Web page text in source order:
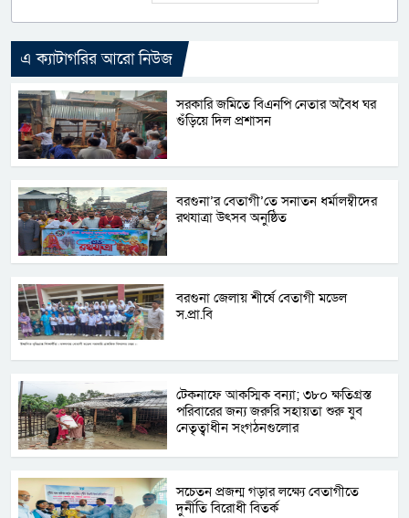
এ ক্যাটাগরির আরো নিউজ
সরকারি জমিতে বিএনপি নেতার অবৈধ ঘর
গুঁড়িয়ে দিল প্রশাসন
বরগুনা’র বেতাগী’তে সনাতন ধর্মালম্বীদের
রথযাত্রা উৎসব অনুষ্ঠিত
বরগুনা জেলায় শীর্ষে বেতাগী মডেল
স.প্রা.বি
টেকনাফে আকস্মিক বন্যা; ৩৮০ ক্ষতিগ্রস্ত
পরিবারের জন্য জরুরি সহায়তা শুরু যুব
নেতৃত্বাধীন সংগঠনগুলোর
সচেতন প্রজন্ম গড়ার লক্ষ্যে বেতাগীতে
দুর্নীতি বিরোধী বিতর্ক